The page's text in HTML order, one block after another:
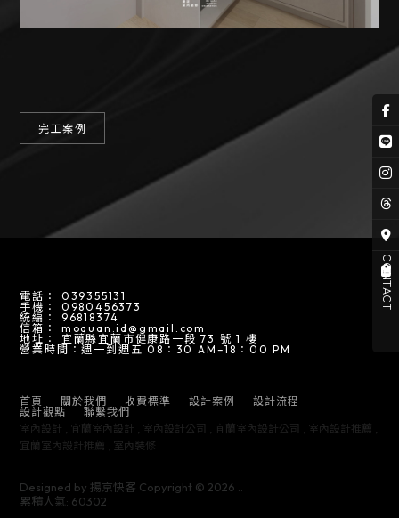
完工案例
039355131
0980456373
96818374
moquan.id@gmail.com
宜蘭縣宜蘭市健康路一段 73 號 1 樓
首頁 關於我們 收費標準 設計案例
設計流程
設計觀點
聯繫我們
營業時間：週一到週五 08：30 AM–18：00 PM
室內設計 宜蘭室內設計 室內設計公司 宜蘭室內設計公司
室內設計推薦
宜蘭室內設計推薦
室內裝修
CONTACT
Designed by揚京快客 Copyright © 2026
累積人氣: 60302